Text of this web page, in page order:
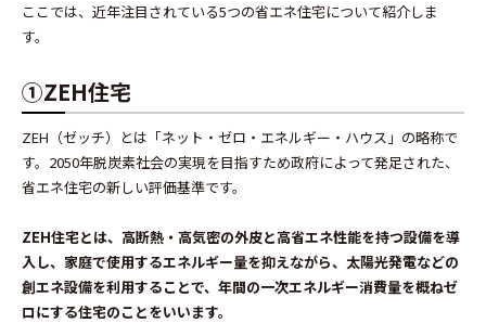
ここでは、近年注目されている5つの省エネ住宅について紹介しま
す。
①ZEH住宅
ZEH（ゼッチ）とは「ネット・ゼロ・エネルギー・ハウス」の略称で
す。2050年脱炭素社会の実現を目指すため政府によって発足された、
省エネ住宅の新しい評価基準です。
ZEH住宅とは、高断熱・高気密の外皮と高省エネ性能を持つ設備を導
入し、家庭で使用するエネルギー量を抑えながら、太陽光発電などの
創エネ設備を利用することで、年間の一次エネルギー消費量を概ねゼ
ロにする住宅のことをいいます。